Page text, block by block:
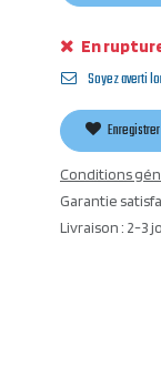
En
Soyez averti
Conditions
Garantie
Livraison : 2-3